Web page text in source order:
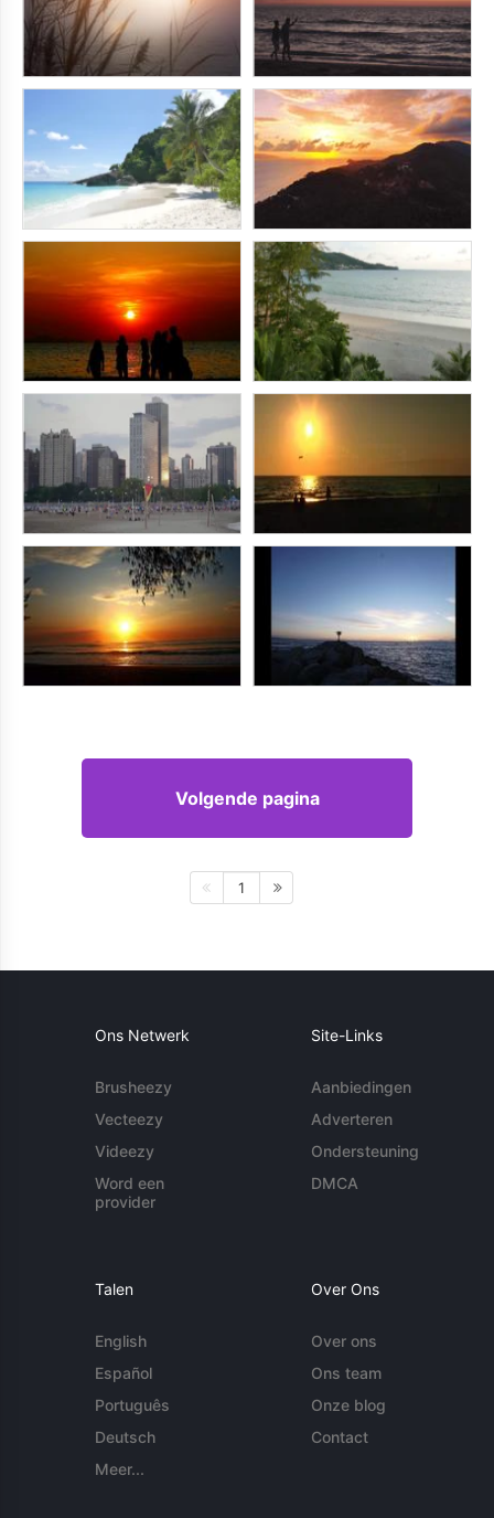
Volgende pagina
1
Ons Netwerk
Brusheezy
Vecteezy
Videezy
Word een
provider
Site-Links
Aanbiedingen
Adverteren
Ondersteuning
DMCA
Talen
English
Español
Português
Deutsch
Meer...
Over Ons
Over ons
Ons team
Onze blog
Contact